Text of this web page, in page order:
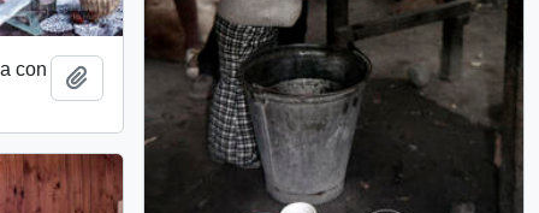
con
Add to clipboard